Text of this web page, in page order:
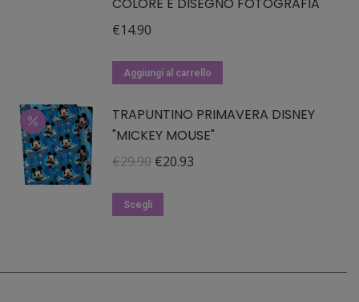
€14.90
Aggiungi al carrello
TRAPUNTINO PRIMAVERA DISNEY
"MICKEY MOUSE"
€29.90 Il
€20.93
Scegli